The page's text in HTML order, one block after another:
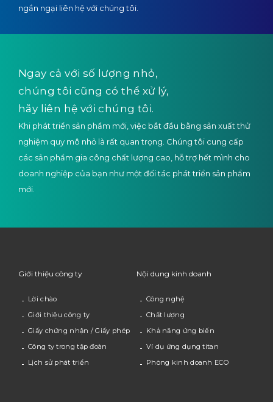
ngần ngại liên hệ với chúng tôi.
Ngay cả với số lượng nhỏ,
chúng tôi cũng có thể xử lý,
hãy liên hệ với chúng tôi.
Khi phát triển sản phẩm mới, việc bắt đầu bằng sản xuất thử
nghiệm quy mô nhỏ là rất quan trọng. Chúng tôi cung cấp
các sản phẩm gia công chất lượng cao, hỗ trợ hết mình cho
doanh nghiệp của bạn như một đối tác phát triển sản phẩm
mới.
Giới thiệu công ty
Lời chào
Giới thiệu công ty
Giấy chứng nhận / Giấy phép
Công ty trong tập đoàn
Lịch sử phát triển
Nội dung kinh doanh
Công nghệ
Chất lượng
Khả năng ứng biến
Ví dụ ứng dụng titan
Phòng kinh doanh ECO